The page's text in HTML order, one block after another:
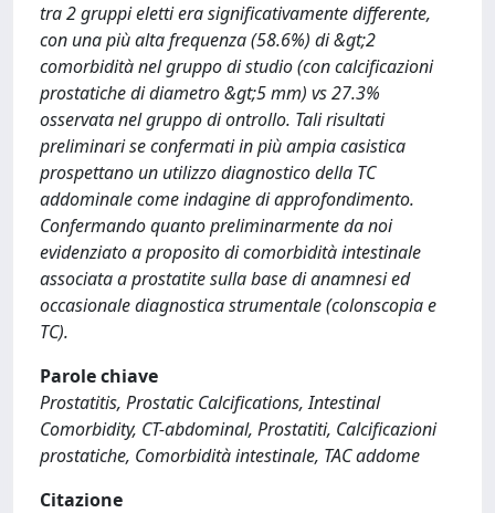
tra 2 gruppi eletti era significativamente differente,
con una più alta frequenza (58.6%) di &gt;2
comorbidità nel gruppo di studio (con calcificazioni
prostatiche di diametro &gt;5 mm) vs 27.3%
osservata nel gruppo di ontrollo. Tali risultati
preliminari se confermati in più ampia casistica
prospettano un utilizzo diagnostico della TC
addominale come indagine di approfondimento.
Confermando quanto preliminarmente da noi
evidenziato a proposito di comorbidità intestinale
associata a prostatite sulla base di anamnesi ed
occasionale diagnostica strumentale (colonscopia e
TC).
Parole chiave
Prostatitis, Prostatic Calcifications, Intestinal
Comorbidity, CT-abdominal, Prostatiti, Calcificazioni
prostatiche, Comorbidità intestinale, TAC addome
Citazione